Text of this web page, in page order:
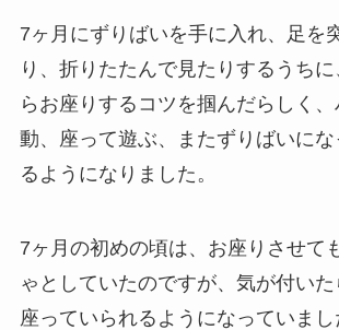
7ヶ月にずりばいを手に入れ、足を
り、折りたたんで見たりするうち
らお座りするコツを掴んだらしく
動、座って遊ぶ、またずりばいに
るようになりました。
7ヶ月の初めの頃は、お座りさせて
ゃとしていたのですが、気が付いた
座っていられるようになっていまし